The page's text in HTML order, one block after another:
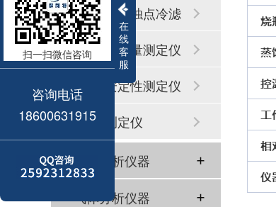
凝点倾点浊点冷滤
点
硫氯氮含量测定仪
氧化安定性测定仪
馏程测定仪
水质分析仪器
气体分析仪器
在
线
客
服
扫一扫微信咨询
咨询电话
18600631915